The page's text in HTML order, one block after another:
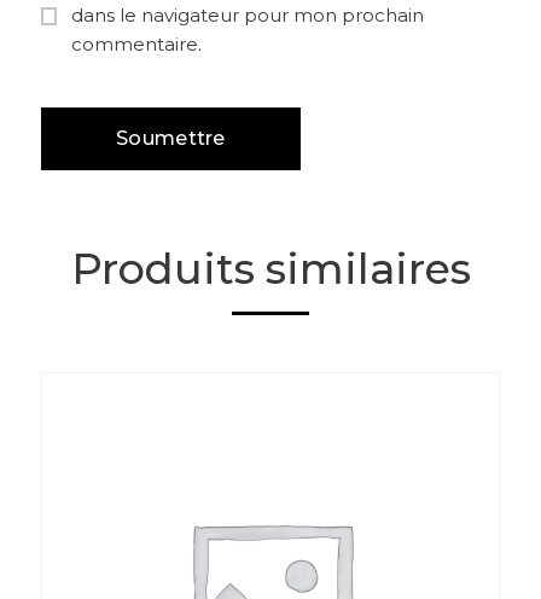
dans le navigateur pour mon prochain
commentaire.
Produits similaires